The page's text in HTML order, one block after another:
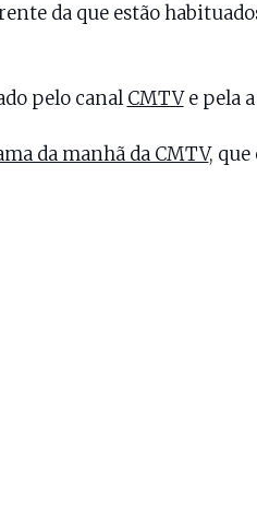
da que estão
pelo canalCMTVe pela a
da manhã da CMTV, que